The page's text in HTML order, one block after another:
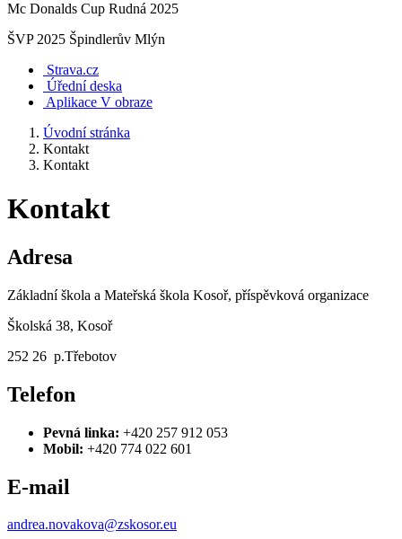
Mc Donalds Cup Rudná 2025
ŠVP 2025 Špindlerův Mlýn
Strava.cz
Úřední deska
Aplikace V obraze
Úvodní stránka
Kontakt
Kontakt
Kontakt
Adresa
Základní škola a Mateřská škola Kosoř, příspěvková organizace
Školská 38, Kosoř
252 26 p.Třebotov
Telefon
Pevná linka: +420 257 912 053
Mobil: +420 774 022 601
E-mail
andrea.novakova@zskosor.eu